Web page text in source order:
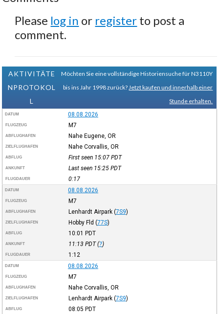
Please log in or register to post a
comment.
AKTIVITÄTE
NPROTOKOL
L
Möchten Sie eine vollständige Historiensuche für N3110Y
bis ins Jahr 1998 zurück? Jetzt kaufen und innerhalb einer
Stunde erhalten.
DATUM 08.08.2026
FLUGZEUG M7
ABFLUGHAFEN Nahe Eugene, OR
ZIELFLUGHAFEN Nahe Corvallis, OR
ABFLUG First seen 15:07 PDT
ANKUNFT Last seen 15:25 PDT
FLUGDAUER 0:17
DATUM 08.08.2026
FLUGZEUG M7
ABFLUGHAFEN Lenhardt Airpark (7S9)
ZIELFLUGHAFEN Hobby Fld (77S)
ABFLUG 10:01 PDT
ANKUNFT 11:13 PDT(?)
FLUGDAUER 1:12
DATUM 08.08.2026
FLUGZEUG M7
ABFLUGHAFEN Nahe Corvallis, OR
ZIELFLUGHAFEN Lenhardt Airpark (7S9)
ABFLUG 08:05 PDT